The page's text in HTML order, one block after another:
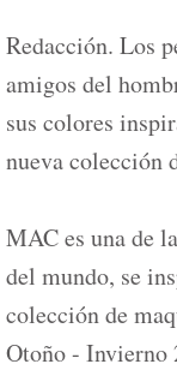
Redacción. Los
amigos del
sus colores
nueva colección
MAC es una de
del mundo, se
colección de
Otoño - Invierno